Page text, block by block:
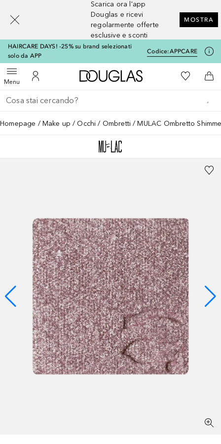
Scarica ora l'app
Douglas e ricevi
regolarmente offerte
esclusive e sconti
MOSTRA
HAIRCARE DAYS! -25% su brand selezionati
solo da APP
Codice:APPCARE
MenuApri menuAl Mio Account
A Douglas HomeAlla Mia
Al
Torna indietro
Esegui ricerca
Homepage Make up Occhi Ombretti MULAC Ombretto
[navigation.slideout.screenreader]